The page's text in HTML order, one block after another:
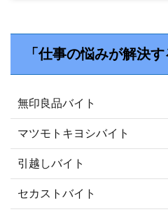
「仕事の悩みが解決
無印良品バイト
マツモトキヨシバイト
引越しバイト
セカストバイト